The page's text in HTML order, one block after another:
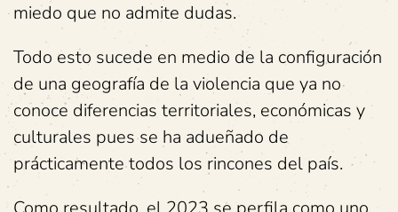
miedo que no admite dudas.
Todo esto sucede en medio de la configuración
de una geografía de la violencia que ya no
conoce diferencias territoriales, económicas y
culturales pues se ha adueñado de
prácticamente todos los rincones del país.